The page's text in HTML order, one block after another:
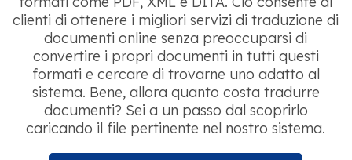
clienti di ottenere i migliori servizi di traduzione di
documenti online senza preoccuparsi di
convertire i propri documenti in tutti questi
formati e cercare di trovarne uno adatto al
sistema. Bene, allora quanto costa tradurre
documenti? Sei a un passo dal scoprirlo
caricando il file pertinente nel nostro sistema.